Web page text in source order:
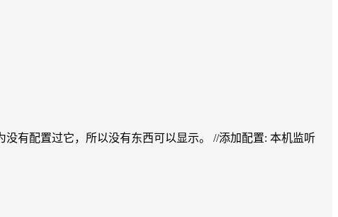
没有配置过它，所以没有东西可以显示。 //添加配置: 本机监听